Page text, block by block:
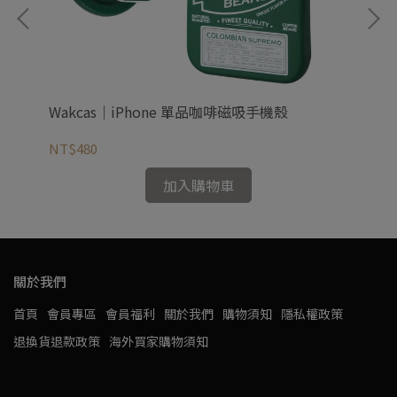
Wakcas｜iPhone 單品咖啡磁吸手機殼
NT$480
加入購物車
關於我們
首頁 會員專區 會員福利 關於我們 購物須知 隱私權政策
退換貨退款政策 海外買家購物須知